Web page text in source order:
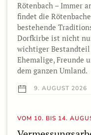
Rötenbach – Immer
findet die
bestehende
Dorfkirbe ist nicht
wichtiger Bestandteil
Ehemalige, Freunde
dem ganzen Umland.
9. AUGUST 2026
VOM 10. BIS 14.